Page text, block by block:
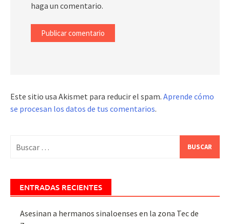
haga un comentario.
Este sitio usa Akismet para reducir el spam. Aprende cómo
se procesan los datos de tus comentarios.
ENTRADAS RECIENTES
Asesinan a hermanos sinaloenses en la zona Tec de